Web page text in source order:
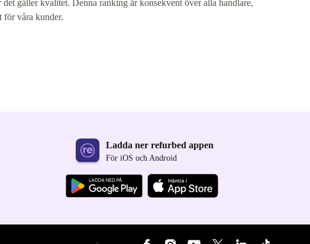
gäller kvalitet. Denna ranking är konsekvent över alla handlare,
för våra kunder.
Ladda ner refurbed appen
För iOS och Android